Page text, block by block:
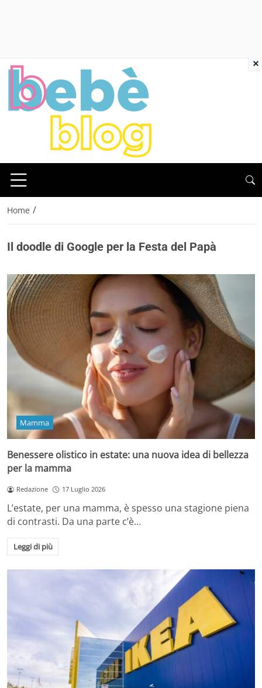
Home /
Il doodle di Google per la Festa del Papà
Mamma
Benessere olistico in estate: una nuova idea di bellezza
per la mamma
Redazione 17 Luglio 2026
L’estate, per una mamma, è spesso una stagione piena
di contrasti. Da una parte c’è…
Leggi di più
×